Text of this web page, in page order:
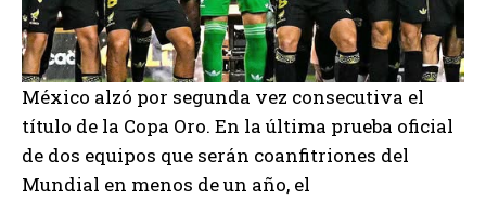
México alzó por segunda vez consecutiva el
título de la Copa Oro. En la última prueba oficial
de dos equipos que serán coanfitriones del
Mundial en menos de un año, el